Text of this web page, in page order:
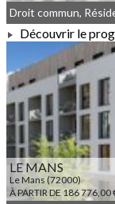
À PARTIR DE
Droit commun,
Découvrir le
LE MANS
Le Mans (72000)
À PARTIR DE 186 776,00